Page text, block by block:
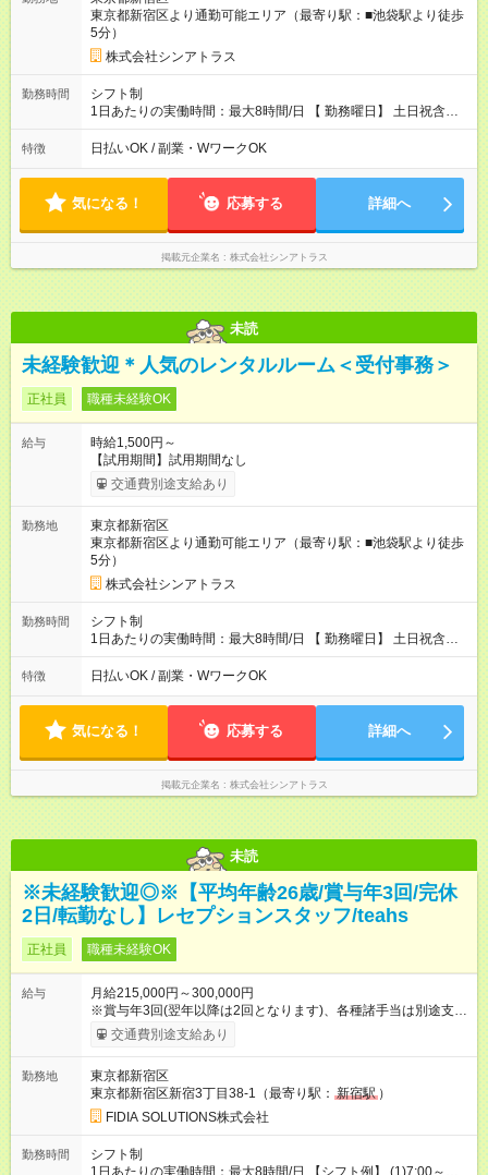
東京都新宿区より通勤可能エリア（最寄り駅：■池袋駅より徒歩
5分）
株式会社シンアトラス
勤務時間
シフト制
1日あたりの実働時間：最大8時間/日 【 勤務曜日】 土日祝含む
シフト制 【 勤務時間 】 ・ 9：30～20：00 の間でシフト制（休
憩１h） ※残業はほとんどありません
特徴 日払いOK / 副業・WワークOK
気になる！ 応募する 詳細へ
掲載元企業名 株式会社シンアトラス
未読
未経験歓迎＊人気のレンタルルーム＜受付事務＞
正社員 職種未経験OK
給与
時給1,500円～
【試用期間】試用期間なし
交通費別途支給あり
勤務地
東京都新宿区
東京都新宿区より通勤可能エリア（最寄り駅：■池袋駅より徒歩
5分）
株式会社シンアトラス
勤務時間
シフト制
1日あたりの実働時間：最大8時間/日 【 勤務曜日】 土日祝含む
シフト制 【 勤務時間 】 ・ 9：30～20：00 の間でシフト制（休
憩１h） ※残業はほとんどありません
特徴 日払いOK / 副業・WワークOK
気になる！ 応募する 詳細へ
掲載元企業名 株式会社シンアトラス
未読
※未経験歓迎◎※【平均年齢26歳/賞与年3回/完休
2日/転勤なし】レセプションスタッフ/teahs
正社員 職種未経験OK
給与
月給215,000円～300,000円
※賞与年3回(翌年以降は2回となります)、各種諸手当は別途支
給！ ※能力・スキルを考慮し、ご相談の上で決定します。 【試
用期間】試用期間なし
交通費別途支給あり
勤務地
東京都新宿区
東京都新宿区新宿3丁目38-1（最寄り駅： 新宿駅 ）
FIDIA SOLUTIONS株式会社
勤務時間
シフト制
1日あたりの実働時間：最大8時間/日 【シフト例】 (1)7:00～